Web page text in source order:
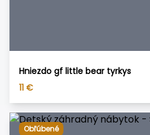
Hniezdo gf little bear tyrkys
11 €
Obľúbené